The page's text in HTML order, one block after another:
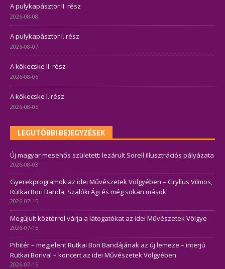
A pulykapásztor II. rész
2026-08-08
A pulykapásztor I. rész
2026-08-07
A kőkecske II. rész
2026-08-06
A kőkecske I. rész
2026-08-05
LEGUTÓBBI BEJEGYZÉSEK
Új magyar mesehős született: lezárult Sorell illusztrációs pályázata
2026-08-03
Gyerekprogramok az idei Művészetek Völgyében – Gryllus Vilmos,
Rutkai Bori Banda, Szalóki Ági és még sokan mások
2026-07-15
Megújult köztérrel várja a látogatókat az idei Művészetek Völgye
2026-07-15
Pihitér – megjelent Rutkai Bori Bandájának az új lemeze – interjú
Rutkai Borival – koncert az idei Művészetek Völgyében
2026-07-15